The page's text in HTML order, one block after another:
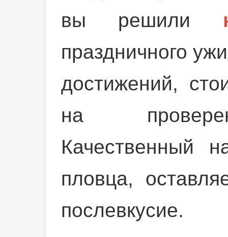
вы решили
праздничного
достижений,
на
Качественный
пловца,
послевкусие.